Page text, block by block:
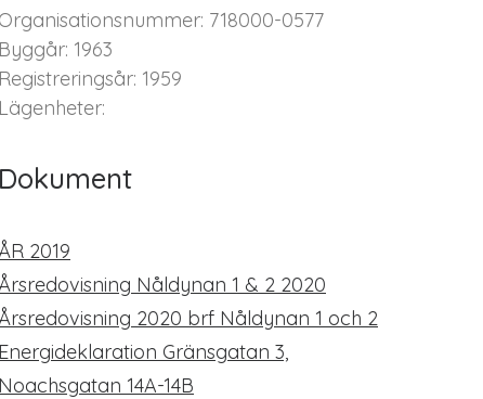
Organisationsnummer: 718000-0577
Byggår: 1963
Registreringsår: 1959
Lägenheter:
Dokument
2019
Nåldynan 1 & 2 2020
2020 brf Nåldynan 1 och 2
Energideklaration Gränsgatan 3,
Noachsgatan 14A-14B